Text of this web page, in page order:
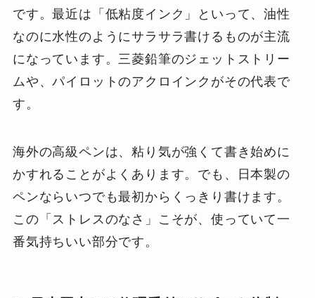
です。最近は「低粘度インク」といって、油性
なのに水性のようにサラサラ書けるものが主流
になっています。三菱鉛筆のジェットストリー
ムや、パイロットのアクロインクがその代表で
す。
海外の高級ペンは、粘り気が強くて書き始めに
かすれることがよくあります。でも、日本製の
ペンならいつでも最初からくっきり書けます。
この「ストレスのなさ」こそが、使っていて一
番気持ちいい部分です。